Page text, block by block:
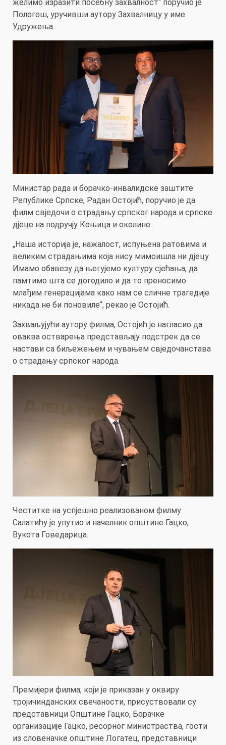
желимо изразити посебну захвалност“ поручио је
Пологош, уручивши аутору Захвалницу у име
Удружења.
Министар рада и борачко-инвалидске заштите
Републике Српске, Радан Остојић, поручио је да
филм свједочи о страдању српског народа и српске
дјеце на подручју Коњица и околине.
„Наша историја је, нажалост, испуњена ратовима и
великим страдањима која нису мимоишла ни дјецу.
Имамо обавезу да његујемо културу сјећања, да
памтимо шта се догодило и да то преносимо
млађим генерацијама како нам се сличне трагедије
никада не би поновиле“, рекао је Остојић.
Захваљујући аутору филма, Остојић је нагласио да
оваква остварења представљају подстрек да се
настави са биљежењем и чувањем свједочанстава
о страдању српског народа.
Честитке на успјешно реализованом филму
Салатићу је упутио и начелник општине Гацко,
Вукота Говедарица.
Премијери филма, који је приказан у оквиру
тројичинданских свечаности, присуствовали су
представници Општине Гацко, Борачке
организације Гацко, ресорног министраства, гости
из словеначке општине Логатец, представници